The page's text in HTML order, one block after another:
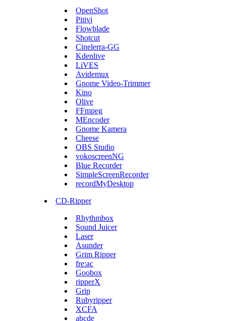
OpenShot
Pitivi
Flowblade
Shotcut
Cinelerra-GG
Kdenlive
LiVES
Avidemux
Gnome Video-Trimmer
Kino
Olive
FFmpeg
MEncoder
Gnome Kamera
Cheese
OBS Studio
vokoscreenNG
Blue Recorder
SimpleScreenRecorder
recordMyDesktop
CD-Ripper
Rhythmbox
Sound Juicer
Laser
Asunder
Grim Ripper
fre:ac
Goobox
ripperX
Grip
Rubyripper
XCFA
abcde